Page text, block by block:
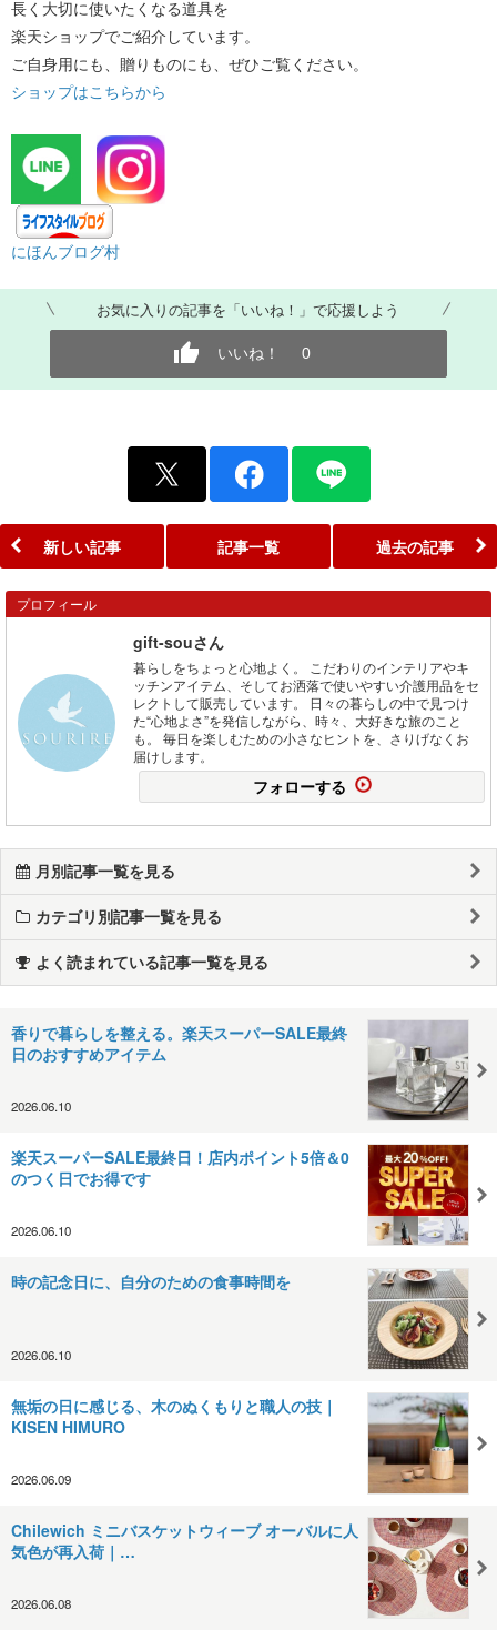
長く大切に使いたくなる道具を
楽天ショップでご紹介しています。
ご自身用にも、贈りものにも、ぜひご覧ください。
ショップはこちらから
にほんブログ村​
お気に入りの記事を「いいね！」で応援しよう
いいね！ 0
新しい記事 記事一覧 過去の記事
プロフィール
gift-souさん
暮らしをちょっと心地よく。 こだわりのインテリアやキ
ッチンアイテム、そしてお洒落で使いやすい介護用品をセ
レクトして販売しています。 日々の暮らしの中で見つけ
た“心地よさ”を発信しながら、時々、大好きな旅のこと
も。 毎日を楽しむための小さなヒントを、さりげなくお
届けします。
フォローする
月別記事一覧を見る
カテゴリ別記事一覧を見る
よく読まれている記事一覧を見る
香りで暮らしを整える。楽天スーパーSALE最終
日のおすすめアイテム
2026.06.10
楽天スーパーSALE最終日！店内ポイント5倍＆0
のつく日でお得です
2026.06.10
時の記念日に、自分のための食事時間を
2026.06.10
無垢の日に感じる、木のぬくもりと職人の技｜
KISEN HIMURO
2026.06.09
Chilewich ミニバスケットウィーブ オーバルに人
気色が再入荷｜…
2026.06.08